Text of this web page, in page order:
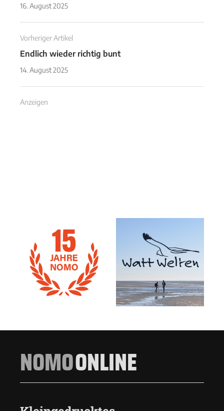
16. August 2025
Vorheriger Artikel
Endlich wieder richtig bunt
14. August 2025
Anzeigen
NOMOONLINE